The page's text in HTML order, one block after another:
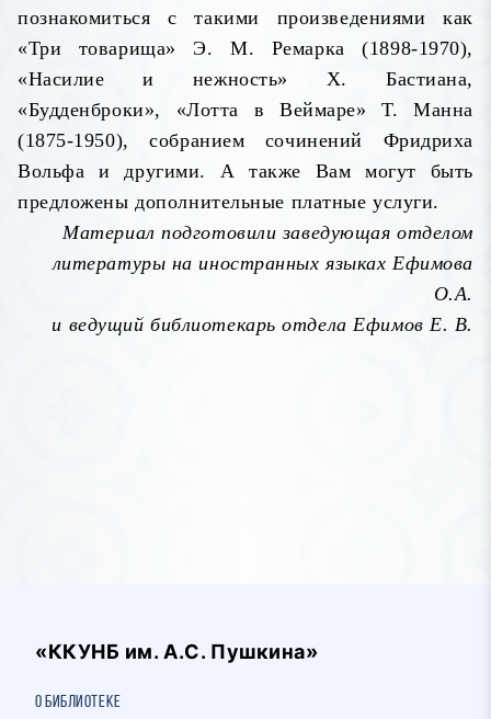
познакомиться с такими произведениями как
«Три товарища» Э. М. Ремарка (1898-1970),
«Насилие и нежность» Х. Бастиана,
«Будденброки», «Лотта в Веймаре» Т. Манна
(1875-1950), собранием сочинений Фридриха
Вольфа и другими. А также Вам могут быть
предложены дополнительные платные услуги.
Материал подготовили заведующая отделом
литературы на иностранных языках Ефимова
О.А.
и ведущий библиотекарь отдела Ефимов Е. В.
«ККУНБ им. А.С. Пушкина»
О библиотеке